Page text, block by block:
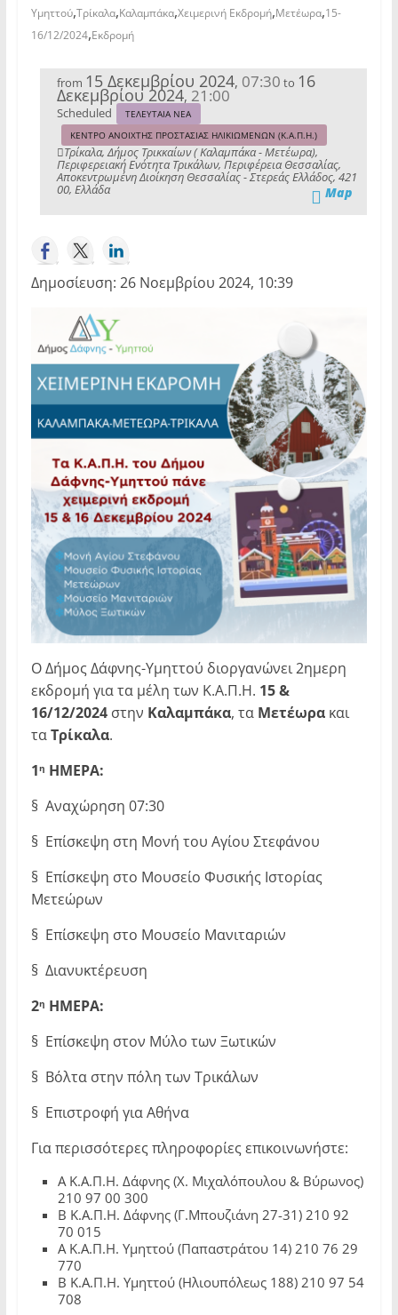
Υμηττού,Τρίκαλα,Καλαμπάκα,Χειμερινή Εκδρομή,Μετέωρα,15-
16/12/2024,Εκδρομή
from 15 Δεκεμβρίου 2024, 07:30 to 16
Δεκεμβρίου 2024, 21:00
Scheduled
ΤΕΛΕΥΤΑΙΑ ΝΕΑ
ΚΕΝΤΡΟ ΑΝΟΙΧΤΗΣ ΠΡΟΣΤΑΣΙΑΣ ΗΛΙΚΙΩΜΕΝΩΝ (Κ.Α.Π.Η.)
Τρίκαλα, Δήμος Τρικκαίων ( Καλαμπάκα - Μετέωρα),
Περιφερειακή Ενότητα Τρικάλων, Περιφέρεια Θεσσαλίας,
Αποκεντρωμένη Διοίκηση Θεσσαλίας - Στερεάς Ελλάδος, 421
00, Ελλάδα Map
Δημοσίευση: 26 Νοεμβρίου 2024, 10:39
Ο Δήμος Δάφνης-Υμηττού διοργανώνει 2ημερη
εκδρομή για τα μέλη των Κ.Α.Π.Η. 15 &
16/12/2024στην Καλαμπάκα, τα Μετέωρακαι
ταΤρίκαλα.
1η ΗΜΕΡΑ:
§ Αναχώρηση 07:30
§ Επίσκεψη στη Μονή του Αγίου Στεφάνου
§ Επίσκεψη στο Μουσείο Φυσικής Ιστορίας
Μετεώρων
§ Επίσκεψη στο Μουσείο Μανιταριών
§ Διανυκτέρευση
2η ΗΜΕΡΑ:
§ Επίσκεψη στον Μύλο των Ξωτικών
§ Βόλτα στην πόλη των Τρικάλων
§ Επιστροφή για Αθήνα
Για περισσότερες πληροφορίες επικοινωνήστε:
Α Κ.Α.Π.Η. Δάφνης (Χ. Μιχαλόπουλου & Βύρωνος)
210 97 00 300
Β Κ.Α.Π.Η. Δάφνης (Γ.Μπουζιάνη 27-31) 210 92
70 015
Α Κ.Α.Π.Η. Υμηττού (Παπαστράτου 14) 210 76 29
770
Β Κ.Α.Π.Η. Υμηττού (Ηλιουπόλεως 188) 210 97 54
708